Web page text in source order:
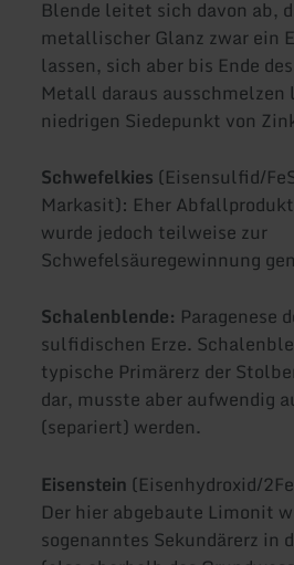
Blende leitet sich davon ab,
metallischer Glanz zwar ein
lassen, sich aber bis Ende
Metall daraus ausschmelzen
niedrigen Siedepunkt von
Schwefelkies (Eisensulfid/
Markasit): Eher
wurde jedoch teilweise zur
Schwefelsäuregewinnung
Schalenblende: Paragenese
sulfidischen Erze.
typische Primärerz der
dar, musste aber aufwendig
(separiert) werden.
Eisenstein (Eisenhydroxid/
Der hier abgebaute Limonit
sogenanntes Sekundärerz in